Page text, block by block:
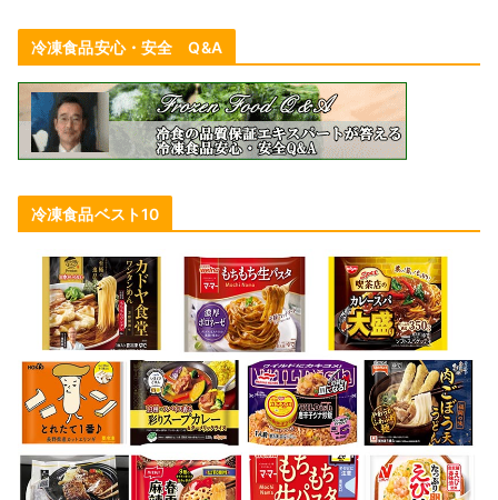
冷凍食品安心・安全 Q&A
冷凍食品ベスト10